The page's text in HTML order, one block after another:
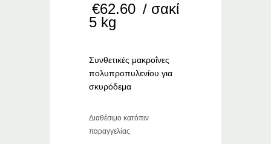
€62.60 / σακί
5 kg
Συνθετικές μακροΐνες
πολυπροπυλενίου για
σκυρόδεμα
Διαθέσιμο κατόπιν
παραγγελίας